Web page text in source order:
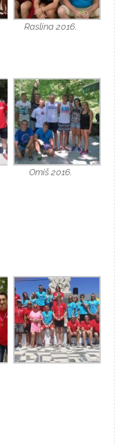
Raslina 2016.
Omiš 2016.